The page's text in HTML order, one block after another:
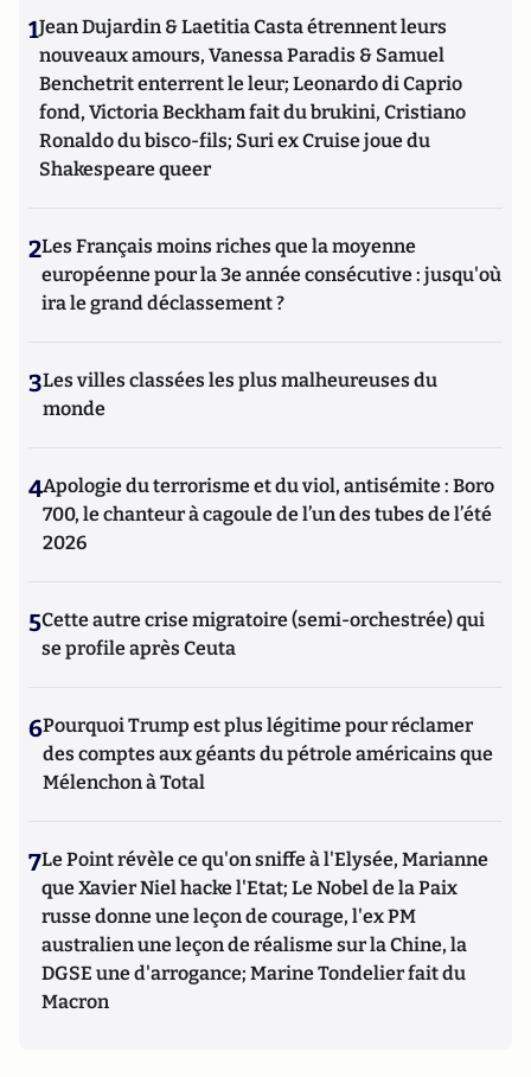
1Jean Dujardin & Laetitia Casta étrennent leurs
nouveaux amours, Vanessa Paradis & Samuel
Benchetrit enterrent le leur; Leonardo di Caprio
fond, Victoria Beckham fait du brukini, Cristiano
Ronaldo du bisco-fils; Suri ex Cruise joue du
Shakespeare queer
2Les Français moins riches que la moyenne
européenne pour la 3e année consécutive : jusqu'où
ira le grand déclassement ?
3Les villes classées les plus malheureuses du
monde
4Apologie du terrorisme et du viol, antisémite : Boro
700, le chanteur à cagoule de l’un des tubes de l’été
2026
5Cette autre crise migratoire (semi-orchestrée) qui
se profile après Ceuta
6Pourquoi Trump est plus légitime pour réclamer
des comptes aux géants du pétrole américains que
Mélenchon à Total
7Le Point révèle ce qu'on sniffe à l'Elysée, Marianne
que Xavier Niel hacke l'Etat; Le Nobel de la Paix
russe donne une leçon de courage, l'ex PM
australien une leçon de réalisme sur la Chine, la
DGSE une d'arrogance; Marine Tondelier fait du
Macron